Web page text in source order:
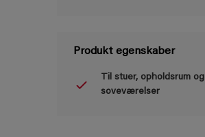
Produkt egenskaber
Til stuer, opholdsrum og
soveværelser